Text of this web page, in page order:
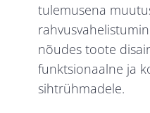
tulemusena
nõudes toote
funktsionaalne ja
sihtrühmadele.